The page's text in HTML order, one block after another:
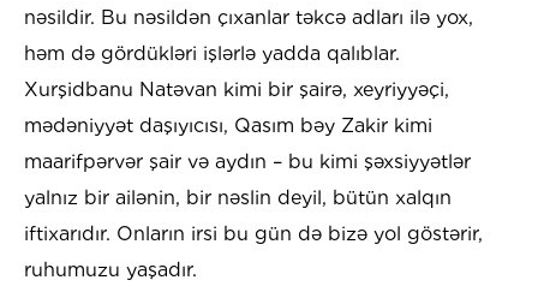
nəsildir. Bu nəsildən çıxanlar təkcə adları ilə yox,
həm də gördükləri işlərlə yadda qalıblar.
Xurşidbanu Natəvan kimi bir şairə, xeyriyyəçi,
mədəniyyət daşıyıcısı, Qasım bəy Zakir kimi
maarifpərvər şair və aydın – bu kimi şəxsiyyətlər
yalnız bir ailənin, bir nəslin deyil, bütün xalqın
iftixarıdır. Onların irsi bu gün də bizə yol göstərir,
ruhumuzu yaşadır.